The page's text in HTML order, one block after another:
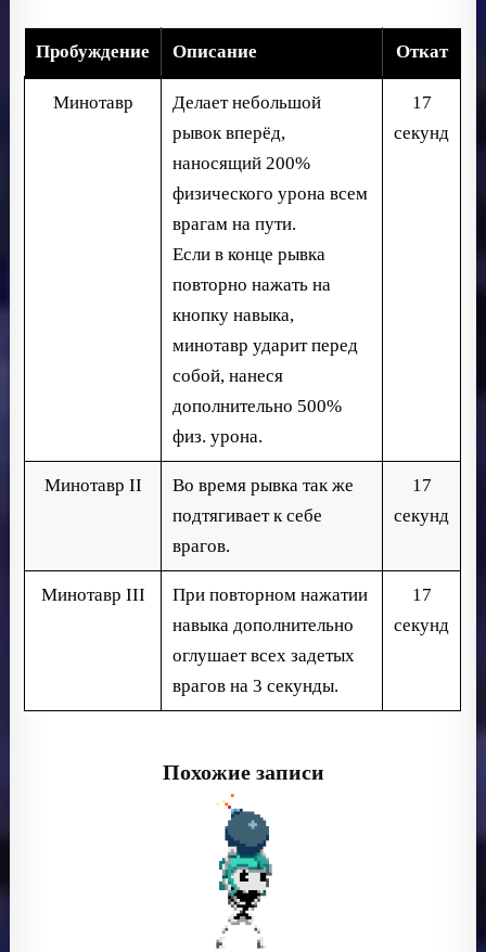
Пробуждение Описание Откат
Минотавр
Делает небольшой
рывок вперёд,
наносящий 200%
физического урона всем
врагам на пути.
Если в конце рывка
повторно нажать на
кнопку навыка,
минотавр ударит перед
собой, нанеся
дополнительно 500%
физ. урона.
17
секунд
Минотавр II
Во время рывка так же
подтягивает к себе
врагов.
17
секунд
Минотавр III
При повторном нажатии
навыка дополнительно
оглушает всех задетых
врагов на 3 секунды.
17
секунд
Похожие записи